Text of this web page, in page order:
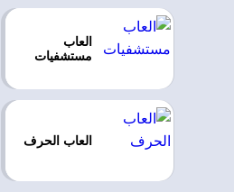
العاب
مستشفيات
العاب الحرف